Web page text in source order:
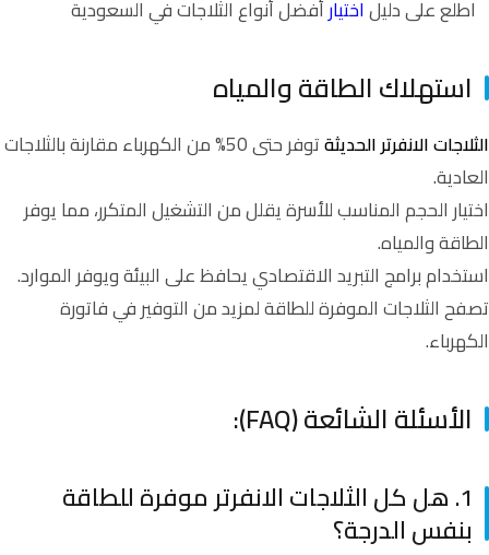
اطلع على دليلاختيارأفضل أنواع الثلاجات في السعودية
استهلاك الطاقة والمياه
الثلاجات الانفرتر الحديثة
توفر حتى 50% من الكهرباء مقارنة بالثلاجات
العادية.
اختيار الحجم المناسب للأسرة يقلل من التشغيل المتكرر، مما يوفر
الطاقة والمياه.
استخدام برامج التبريد الاقتصادي يحافظ على البيئة ويوفر الموارد.
تصفحالثلاجاتالموفرة للطاقة لمزيد من التوفير في فاتورة
الكهرباء.
الأسئلة الشائعة (FAQ):
1. هل كل الثلاجات الانفرتر موفرة للطاقة
بنفس الدرجة؟